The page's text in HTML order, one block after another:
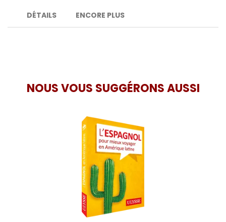
DÉTAILS ENCORE PLUS
NOUS VOUS SUGGÉRONS AUSSI